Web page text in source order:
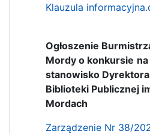
Klauzula
Ogłoszenie
Mordy o konkursie
stanowisko
Biblioteki Publicznej
Mordach
Zarządzenie Nr 38/